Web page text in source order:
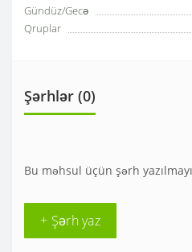
Gündüz/Gecə
Qruplar
Şərhlər (0)
Bu məhsul üçün şərh
+ Şərh yaz